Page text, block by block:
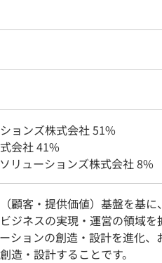
ョンズ株式会社 51%
会社 41%
リューションズ株式会社 8%
顧客・提供価値）基盤を基に
ジネスの実現・運営の領域
ションの創造・設計を進化、
造・設計することです。